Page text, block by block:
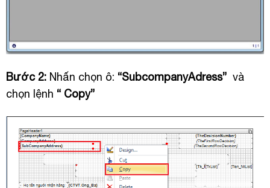
Bước 2:Nhấn chọn ô: “SubcompanyAdress”và
chọn lệnh “ Copy”